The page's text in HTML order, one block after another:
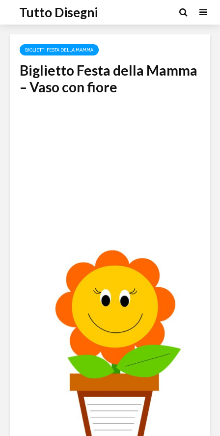
Tutto Disegni
BIGLIETTI FESTA DELLA MAMMA
Biglietto Festa della Mamma
– Vaso con fiore